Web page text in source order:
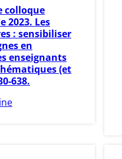
colloque
2023. Les
: sensibiliser
en
enseignants
(et
638.